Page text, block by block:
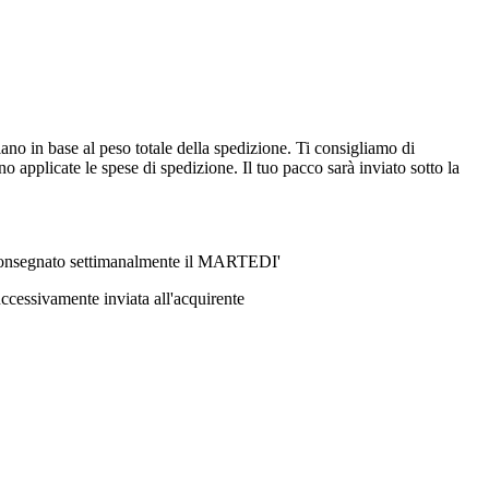
in base al peso totale della spedizione. Ti consigliamo di
applicate le spese di spedizione. Il tuo pacco sarà inviato sotto la
settimanalmente il MARTEDI'
inviata all'acquirente